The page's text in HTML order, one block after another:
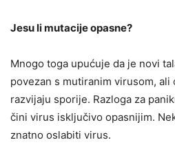
Jesu li mutacije opasne?
Mnogo toga upućuje da je novi
povezan s mutiranim virusom, ali
razvijaju sporije. Razloga za
čini virus isključivo opasnijim.
znatno oslabiti virus.